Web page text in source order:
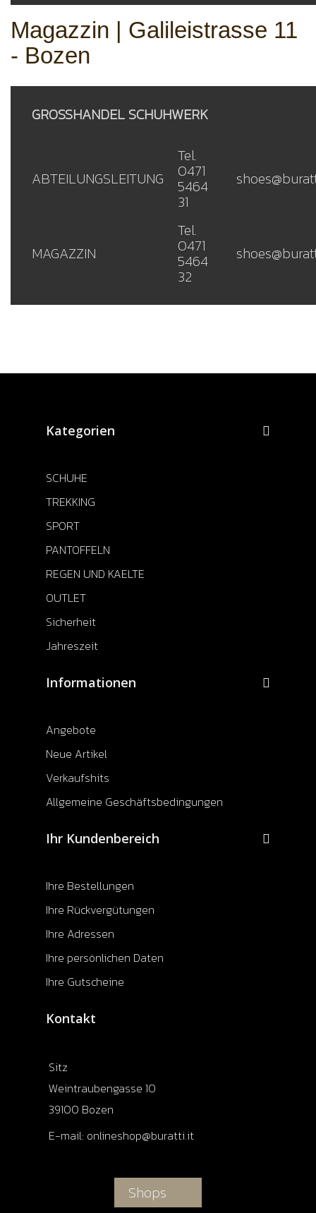
Magazzin | Galileistrasse 11
- Bozen
GROSSHANDEL SCHUHWERK
ABTEILUNGSLEITUNG
Tel.
0471
5464
31
MAGAZZIN
Tel.
0471
5464
32
Kategorien
SCHUHE
TREKKING
SPORT
PANTOFFELN
REGEN UND KAELTE
OUTLET
Sicherheit
Jahreszeit
Informationen
Angebote
Neue Artikel
Verkaufshits
Allgemeine Geschäftsbedingungen
Ihr Kundenbereich
Ihre Bestellungen
Ihre Rückvergütungen
Ihre Adressen
Ihre persönlichen Daten
Ihre Gutscheine
Kontakt
Sitz
Weintraubengasse 10
39100 Bozen
E-mail: onlineshop@buratti.it
Shops